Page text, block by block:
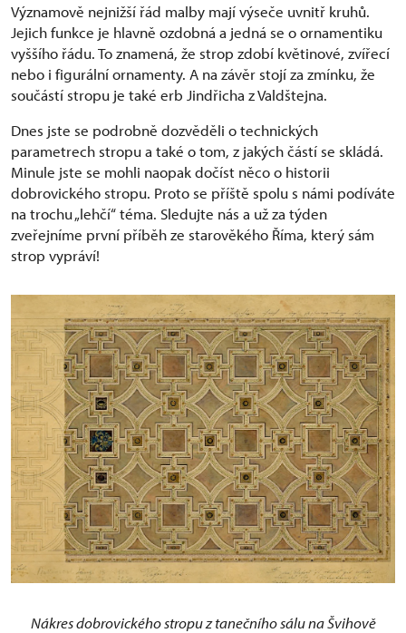
Významově nejnižší řád malby mají výseče uvnitř kruhů.
Jejich funkce je hlavně ozdobná a jedná se o ornamentiku
vyššího řádu. To znamená, že strop zdobí květinové, zvířecí
nebo i figurální ornamenty. A na závěr stojí za zmínku, že
součástí stropu je také erb Jindřicha z Valdštejna.
Dnes jste se podrobně dozvěděli o technických
parametrech stropu a také o tom, z jakých částí se skládá.
Minule jste se mohli naopak dočíst něco o historii
dobrovického stropu. Proto se příště spolu s námi podíváte
na trochu „lehčí“ téma. Sledujte nás a už za týden
zveřejníme první příběh ze starověkého Říma, který sám
strop vypráví!
Nákres dobrovického stropu z tanečního sálu na Švihově